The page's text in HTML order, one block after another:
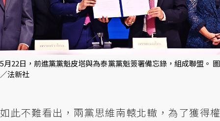
5月22日，前進黨黨魁皮塔與為泰黨黨魁簽署備忘錄，組成聯盟。 圖
／法新社
如此不難看出，兩黨思維南轅北轍，為了獲得權